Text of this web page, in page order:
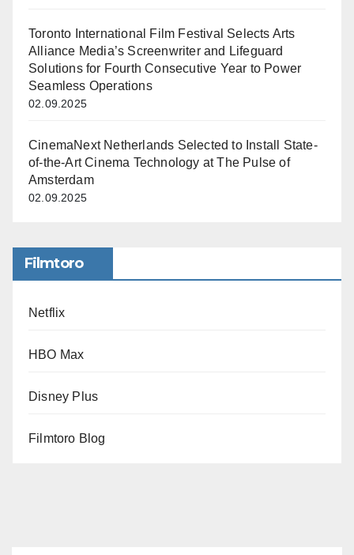
Toronto International Film Festival Selects Arts
Alliance Media’s Screenwriter and Lifeguard
Solutions for Fourth Consecutive Year to Power
Seamless Operations
02.09.2025
CinemaNext Netherlands Selected to Install State-
of-the-Art Cinema Technology at The Pulse of
Amsterdam
02.09.2025
Filmtoro
Netflix
HBO Max
Disney Plus
Filmtoro Blog